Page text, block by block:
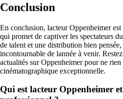
Conclusion
En conclusion, lacteur Oppenheimer
qui promet de captiver les spectateurs
de talent et une distribution bien
incontournable de lannée à venir.
actualités sur Oppenheimer pour ne
cinématographique exceptionnelle.
Qui est lacteur Oppenheimer